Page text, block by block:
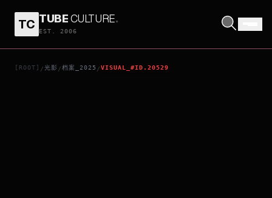
TC TUBECULTURE.
EST. 2006
[ROOT] /光影 /档案_2025 /VISUAL_#ID.20529
FLAME UNION: THE LEGENDARY STRONGEST ASSASSIN KUNIOKA [PRIVATE BATTLE EDITION]